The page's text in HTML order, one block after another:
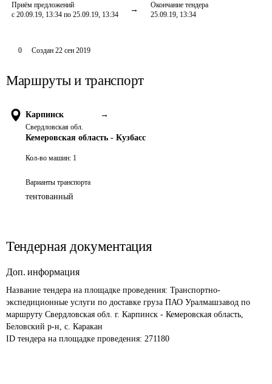
Приём предложений
с 20.09.19, 13:34 по 25.09.19, 13:34
Окончание тендера
25.09.19, 13:34
0 Создан 22 сен 2019
Маршруты и транспорт
Карпинск →
Свердловская обл.
Кемеровская область - Кузбасс
Кол-во машин: 1
Варианты транспорта
тентованный
Тендерная документация
Доп. информация
Название тендера на площадке проведения: Транспортно-
экспедиционные услуги по доставке груза ПАО Уралмашзавод по
маршруту Свердловская обл. г. Карпинск - Кемеровская область,
Беловский р-н, с. Каракан
ID тендера на площадке проведения: 271180